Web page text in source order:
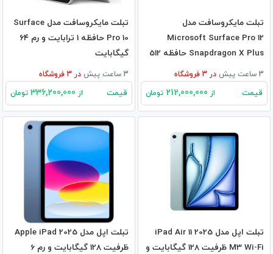
تبلت مایکروسافت مدل
Microsoft Surface Pro 12
Snapdragon X Plus حافظه 512
گیگابایت و 16 گیگابایت رم
3 ساعت پیش در فروشگاه
قیمت از تومان
تبلت مایکروسافت مدل Surface
Pro 10 حافظه 1 ترابایت و رم ۶۴
گیگابایت
3 ساعت پیش در فروشگاه
قیمت از تومان
تبلت اپل مدل iPad Air 11 2025
M3 Wi-Fi ظرفیت 128 گیگابایت و
تبلت اپل مدل Apple iPad 2025
ظرفیت 128 گیگابایت و رم 6